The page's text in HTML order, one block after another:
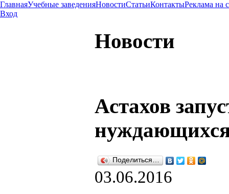
ГлавнаяУчебные заведенияНовостиСтатьиКонтактыРеклама на
Вход
Новости
Астахов
Поделиться…
03.06.2016